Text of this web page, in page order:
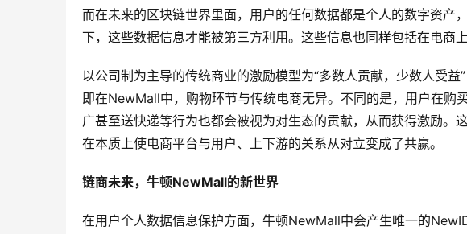
而在未来的区块链世界里面，用户的任何数据都是个人的数字资产
下，这些数据信息才能被第三方利用。这些信息也同样包括在电商
以公司制为主导的传统商业的激励模型为“多数人贡献，少数人受
即在NewMall中，购物环节与传统电商无异。不同的是，用户在购
广甚至送快递等行为也都会被视为对生态的贡献，从而获得激励。
在本质上使电商平台与用户、上下游的关系从对立变成了共赢。
链商未来，牛顿NewMall的新世界
在用户个人数据信息保护方面，牛顿NewMall中会产生唯一的